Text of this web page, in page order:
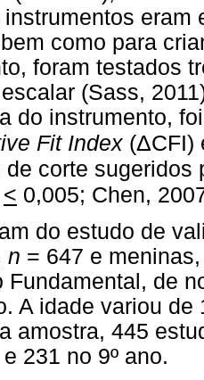
eram
como para
foram testados
(Sass,
do instrumento,
Fit Index (ΔCFI)
de corte sugeridos
< 0,005; Chen,
do estudo de
n = 647 e
Fundamental, de
A idade variou de
amostra, 445
231 no 9º ano.